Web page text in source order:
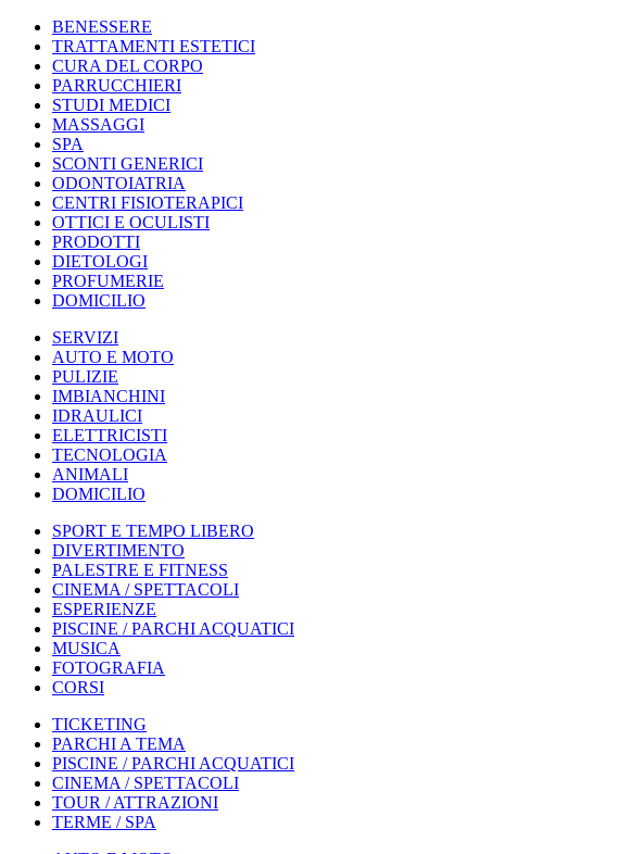
BENESSERE
TRATTAMENTI ESTETICI
CURA DEL CORPO
PARRUCCHIERI
STUDI MEDICI
MASSAGGI
SPA
SCONTI GENERICI
ODONTOIATRIA
CENTRI FISIOTERAPICI
OTTICI E OCULISTI
PRODOTTI
DIETOLOGI
PROFUMERIE
DOMICILIO
SERVIZI
AUTO E MOTO
PULIZIE
IMBIANCHINI
IDRAULICI
ELETTRICISTI
TECNOLOGIA
ANIMALI
DOMICILIO
SPORT E TEMPO LIBERO
DIVERTIMENTO
PALESTRE E FITNESS
CINEMA / SPETTACOLI
ESPERIENZE
PISCINE / PARCHI ACQUATICI
MUSICA
FOTOGRAFIA
CORSI
TICKETING
PARCHI A TEMA
PISCINE / PARCHI ACQUATICI
CINEMA / SPETTACOLI
TOUR / ATTRAZIONI
TERME / SPA